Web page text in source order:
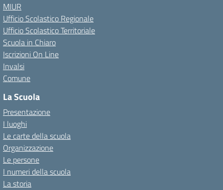
MIUR
Ufficio Scolastico Regionale
Ufficio Scolastico Territoriale
Scuola in Chiaro
Iscrizioni On Line
Invalsi
Comune
La Scuola
Presentazione
I luoghi
Le carte della scuola
Organizzazione
Le persone
I numeri della scuola
La storia